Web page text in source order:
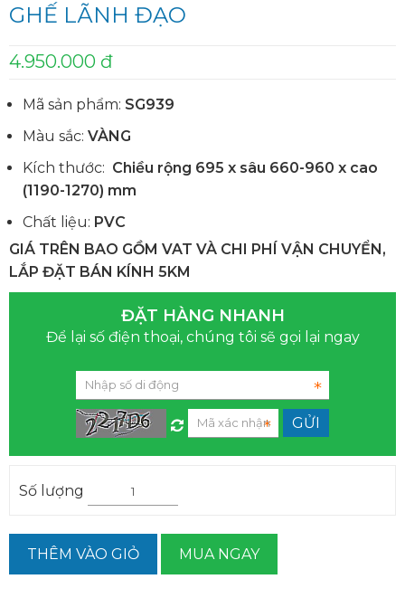
GHẾ LÃNH ĐẠO
4.950.000 đ
Mã sản phẩm: SG939
Màu sắc: VÀNG
Kích thước: Chiều rộng 695 x sâu 660-960 x cao
(1190-1270) mm
Chất liệu: PVC
GIÁ TRÊN BAO GỒM VAT VÀ CHI PHÍ VẬN CHUYỂN,
LẮP ĐẶT BÁN KÍNH 5KM
ĐẶT HÀNG NHANH
Để lại số điện thoại, chúng tôi sẽ gọi lại ngay
Số lượng
THÊM VÀO GIỎ MUA NGAY